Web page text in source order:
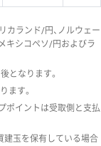
カランド/円、ノルウェー
キシコペソ/円およびラ
となります。
ます。
ポイントは受取側と支払
建玉を保有している場合